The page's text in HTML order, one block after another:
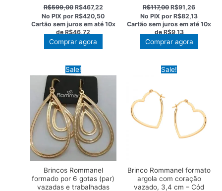
R$599,00 O
preço
original
era:
R$599,00.
R$467,22O
preço
atual
é:
R$467,22.
No PIX porR$420,50
Cartão sem juros em até 10x
de R$46,72
Comprar agora
R$117,00O
preço
original
era:
R$117,00.
R$91,26O
preço
atual
é:
R$91,26.
No PIX porR$82,13
Cartão sem juros em até10x
deR$9,13
Comprar agora
Sale!
Brincos Rommanel
formado por 6 gotas (par)
vazadas e trabalhadas
Sale!
Brinco Rommanel formato
argola com coração
vazado, 3,4 cm – Cód